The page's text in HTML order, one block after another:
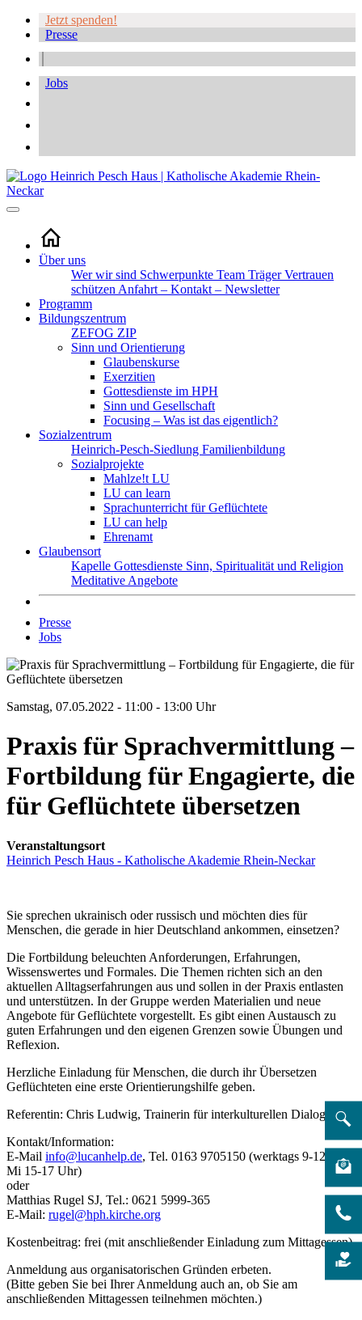
Jetzt spenden!
Presse
Jobs
Über uns
Wer wir sind Schwerpunkte Team TrägerVertrauen
schützen Anfahrt – Kontakt – Newsletter
Programm
Bildungszentrum
ZEFOG ZIP
Sinn und Orientierung
Glaubenskurse
Exerzitien
Gottesdienste im HPH
Sinn und Gesellschaft
Focusing – Was ist das eigentlich?
Sozialzentrum
Heinrich-Pesch-Siedlung Familienbildung
Sozialprojekte
Mahlze!t LU
LU can learn
Sprachunterricht für Geflüchtete
LU can help
Ehrenamt
Glaubensort
Kapelle Gottesdienste Sinn, Spiritualität und Religion
Meditative Angebote
Presse
Jobs
Samstag, 07.05.2022 - 11:00 - 13:00 Uhr
Praxis für Sprachvermittlung –
Fortbildung für Engagierte, die
für Geflüchtete übersetzen
Veranstaltungsort
Heinrich Pesch Haus - Katholische Akademie Rhein-Neckar
Sie sprechen ukrainisch oder russisch und möchten dies für
Menschen, die gerade in hier Deutschland ankommen, einsetzen?
Die Fortbildung beleuchten Anforderungen, Erfahrungen,
Wissenswertes und Formales. Die Themen richten sich an den
aktuellen Alltagserfahrungen aus und sollen in der Praxis entlasten
und unterstützen. In der Gruppe werden Materialien und neue
Angebote für Geflüchtete vorgestellt. Es gibt einen Austausch zu
guten Erfahrungen und den eigenen Grenzen sowie Übungen und
Reflexion.
Herzliche Einladung für Menschen, die durch ihr Übersetzen
Geflüchteten eine erste Orientierungshilfe geben.
Referentin: Chris Ludwig, Trainerin für interkulturellen Dialog
Kontakt/Information:
E-Mail info@lucanhelp.de, Tel. 0163 9705150 (werktags 9-12 Uhr,
Mi 15-17 Uhr)
oder
Matthias Rugel SJ, Tel.: 0621 5999-365
E-Mail: rugel@hph.kirche.org
Kostenbeitrag: frei (mit anschließender Einladung zum Mittagessen)
Anmeldung aus organisatorischen Gründen erbeten.
(Bitte geben Sie bei Ihrer Anmeldung auch an, ob Sie am
anschließenden Mittagessen teilnehmen möchten.)